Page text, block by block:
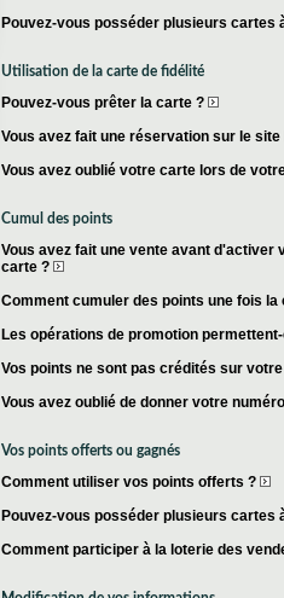
Pouvez-vous posséder plusieurs cartes
Utilisation de la carte de fidélité
Pouvez-vous prêter la carte ?
Vous avez fait une réservation sur le
Vous avez oublié votre carte lors de
Cumul des points
Vous avez fait une vente avant
carte ?
Comment cumuler des points une fois la
Les opérations de promotion
Vos points ne sont pas crédités sur
Vous avez oublié de donner votre
Vos points offerts ou gagnés
Comment utiliser vos points offerts ?
Pouvez-vous posséder plusieurs cartes
Comment participer à la loterie des